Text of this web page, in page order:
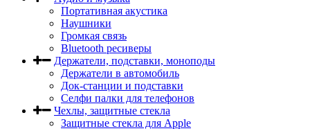
Портативная акустика
Наушники
Громкая связь
Bluetooth ресиверы
Держатели, подставки, моноподы
Держатели в автомобиль
Док-станции и подставки
Селфи палки для телефонов
Чехлы, защитные стекла
Защитные стекла для Apple